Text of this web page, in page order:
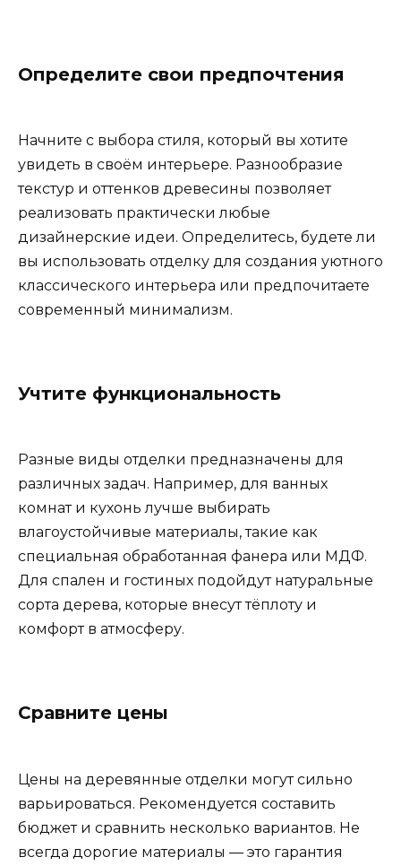
Определите свои предпочтения
Начните с выбора стиля, который вы хотите
увидеть в своём интерьере. Разнообразие
текстур и оттенков древесины позволяет
реализовать практически любые
дизайнерские идеи. Определитесь, будете ли
вы использовать отделку для создания уютного
классического интерьера или предпочитаете
современный минимализм.
Учтите функциональность
Разные виды отделки предназначены для
различных задач. Например, для ванных
комнат и кухонь лучше выбирать
влагоустойчивые материалы, такие как
специальная обработанная фанера или МДФ.
Для спален и гостиных подойдут натуральные
сорта дерева, которые внесут тёплоту и
комфорт в атмосферу.
Сравните цены
Цены на деревянные отделки могут сильно
варьироваться. Рекомендуется составить
бюджет и сравнить несколько вариантов. Не
всегда дорогие материалы — это гарантия